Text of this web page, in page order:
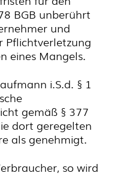
BGB unberührt
und
Pflichtverletzung
eines Mangels.
i.S.d. § 1
gemäß § 377
dort geregelten
als genehmigt.
so wird